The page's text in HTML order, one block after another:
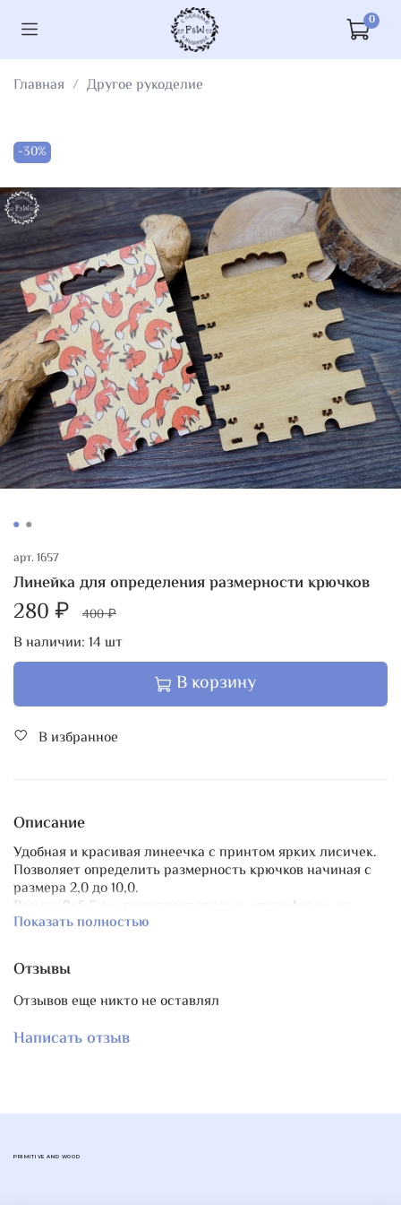
0
Главная Другое рукоделие
-30%
арт.1657
Линейка для определения размерности крючков
280 ₽ 400 ₽
В наличии: 14 шт
В корзину
В избранное
Описание
Удобная и красивая линеечка с принтом ярких лисичек.
Позволяет определить размерность крючков начиная с
размера 2,0 до 10,0.
Размер 9х6,5 см, принт закреплен и отшлифован, не
сотрётся и не выцветет.
Материал фанера, толщина 4 мм.
Показать полностью
Отзывы
Отзывов еще никто не оставлял
Написать отзыв
PRIMITIVE AND WOOD